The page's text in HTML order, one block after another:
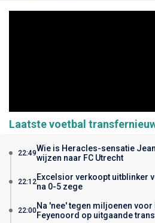
Laatste voetbal
22:49Wie is Heracles-sensatie
wijzen naar FC Utrecht
22:12Excelsior verkoopt uitblinker
na 0-5 zege
22:00Na 'nee' tegen miljoenen
Feyenoord op uitgaande